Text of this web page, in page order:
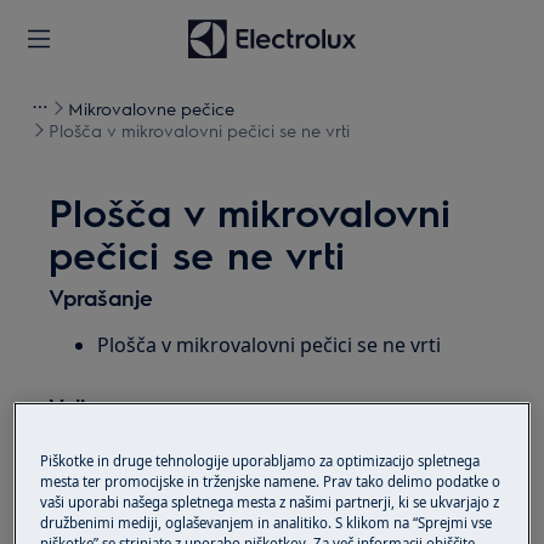
Mikrovalovne pečice
Plošča v mikrovalovni pečici se ne vrti
Plošča v mikrovalovni
pečici se ne vrti
Vprašanje
Plošča v mikrovalovni pečici se ne vrti
Velja za
mikrovalovna pečica
Rešitev
Piškotke in druge tehnologije uporabljamo za optimizacijo spletnega
mesta ter promocijske in trženjske namene. Prav tako delimo podatke o
vaši uporabi našega spletnega mesta z našimi partnerji, ki se ukvarjajo z
družbenimi mediji, oglaševanjem in analitiko. S klikom na “Sprejmi vse